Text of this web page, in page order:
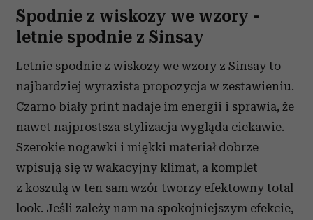
Spodnie z wiskozy we wzory -
letnie spodnie z Sinsay
Letnie spodnie z wiskozy we wzory z Sinsay to
najbardziej wyrazista propozycja w zestawieniu.
Czarno biały print nadaje im energii i sprawia, że
nawet najprostsza stylizacja wygląda ciekawie.
Szerokie nogawki i miękki materiał dobrze
wpisują się w wakacyjny klimat, a komplet
z koszulą w ten sam wzór tworzy efektowny total
look. Jeśli zależy nam na spokojniejszym efekcie,